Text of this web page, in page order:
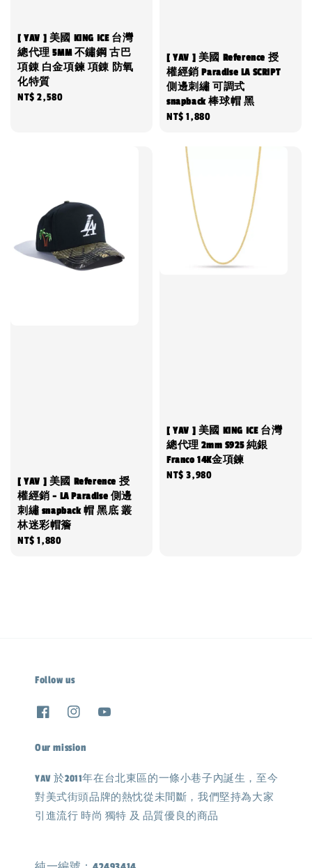
[ YAV ] 美國 KING ICE 台灣
總代理 5MM 不鏽鋼 古巴
項錬 白金項鍊 項錬 防氧
化特質
Regular
NT$ 2,580
[ YAV ] 美國 Reference 授
權經銷 Paradise LA SCRIPT
側邊刺繡 可調式
snapback 棒球帽 黑
Regular
NT$ 1,880
[ YAV ] 美國 Reference 授
權經銷 - LA Paradise 側邊
刺繡 snapback 帽 黑底 叢
林迷彩帽簷
Regular
NT$ 1,880
[ YAV ] 美國 KING ICE 台灣
總代理 2mm S925 純銀
Franco 14K金項鍊
Regular
NT$ 3,980
Follow us
Our mission
YAV 於2011年在台北東區的一條小巷子內誕生，至今
對美式街頭品牌的熱忱從未間斷，我們堅持為大家
引進流行 時尚 獨特 及 品質優良的商品